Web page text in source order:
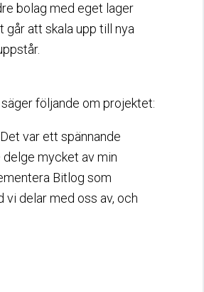
bolag med eget lager
att skala upp till nya
följande om projektet:
var ett spännande
mycket av min
Bitlog som
vi delar med oss av, och